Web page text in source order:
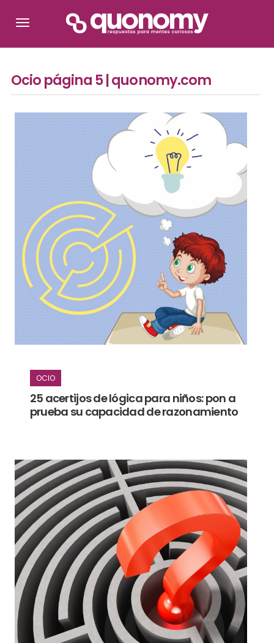
Ocio página 5 | quonomy.com
OCIO
25 acertijos de lógica para niños: pon a
prueba su capacidad de razonamiento